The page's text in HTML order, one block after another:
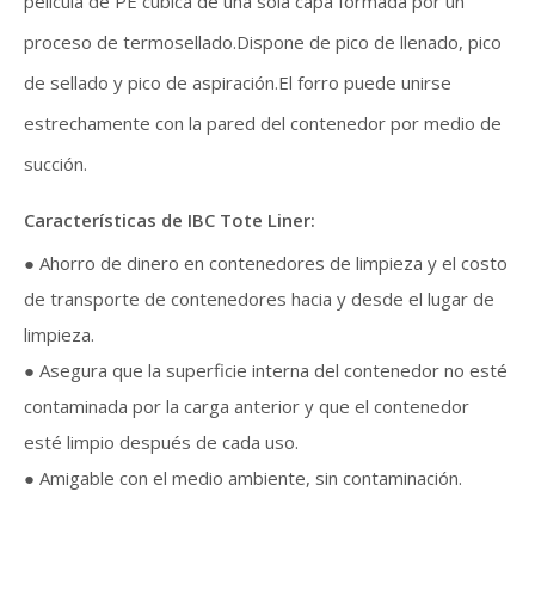
proceso de termosellado.Dispone de pico de llenado, pico
de sellado y pico de aspiración.El forro puede unirse
estrechamente con la pared del contenedor por medio de
succión.
Características de IBC Tote Liner:
● Ahorro de dinero en contenedores de limpieza y el costo
de transporte de contenedores hacia y desde el lugar de
limpieza.
● Asegura que la superficie interna del contenedor no esté
contaminada por la carga anterior y que el contenedor
esté limpio después de cada uso.
● Amigable con el medio ambiente, sin contaminación.